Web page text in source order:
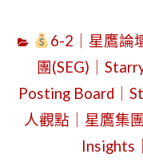
6-2｜星鷹論
團(SEG)｜
Posting Board｜
人觀點｜星鷹集
Insights